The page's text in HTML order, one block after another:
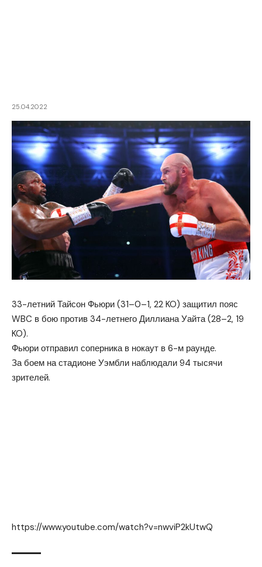
25.04.2022
33-летний Тайсон Фьюри (31–0–1, 22 KO) защитил пояс
WBC в бою против 34-летнего Диллиана Уайта (28–2, 19
KO).
Фьюри отправил соперника в нокаут в 6-м раунде.
За боем на стадионе Уэмбли наблюдали 94 тысячи
зрителей.
https://www.youtube.com/watch?v=nwviP2kUtwQ